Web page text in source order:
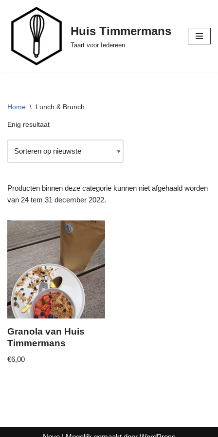
de
inhoud
Huis Timmermans
Taart voor Iedereen
Home \ Lunch & Brunch
Enig resultaat
Producten binnen deze categorie kunnen niet afgehaald worden
van 24 tem 31 december 2022.
Granola van Huis
Timmermans
€6,00